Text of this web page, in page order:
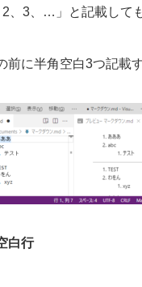
2 3 、…」と記載して
前に半角空白3つ記載
白行